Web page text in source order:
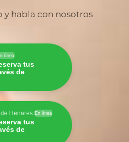
y habla con nosotros
línea
tus
de
Henares En línea
tus
de